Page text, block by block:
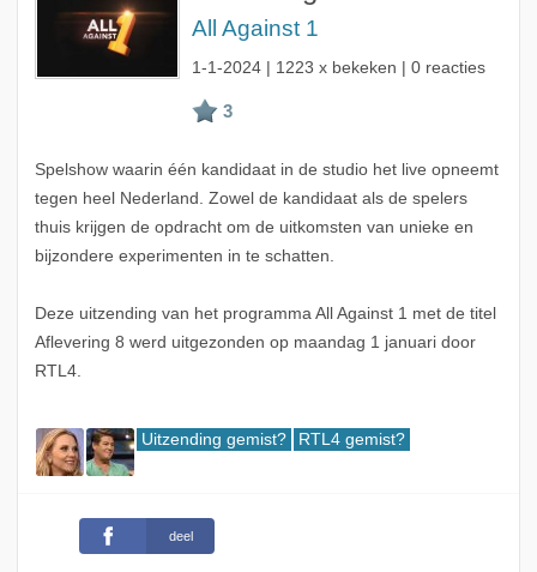
All Against 1
1-1-2024| 1223 x bekeken | 0 reacties
Spelshow waarin één kandidaat in de studio het live opneemt
tegen heel Nederland. Zowel de kandidaat als de spelers
thuis krijgen de opdracht om de uitkomsten van unieke en
bijzondere experimenten in te schatten.
Deze uitzending van het programma All Against 1 met de titel
Aflevering 8 werd uitgezonden op maandag 1 januari door
RTL4.
Uitzending gemist? RTL4 gemist?
deel